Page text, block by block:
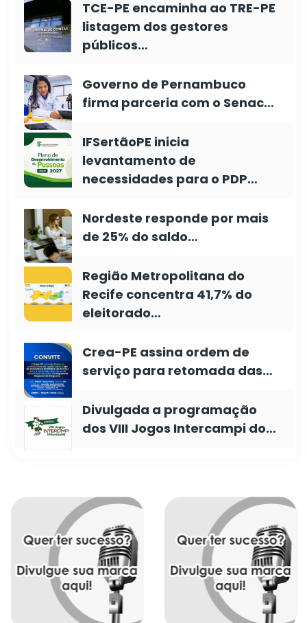
TCE-PE encaminha ao TRE-PE
listagem dos gestores
públicos…
Governo de Pernambuco
firma parceria com o Senac…
IFSertãoPE inicia
levantamento de
necessidades para o PDP…
Nordeste responde por mais
de 25% do saldo…
Região Metropolitana do
Recife concentra 41,7% do
eleitorado…
Crea-PE assina ordem de
serviço para retomada das…
Divulgada a programação
dos VIII Jogos Intercampi do…